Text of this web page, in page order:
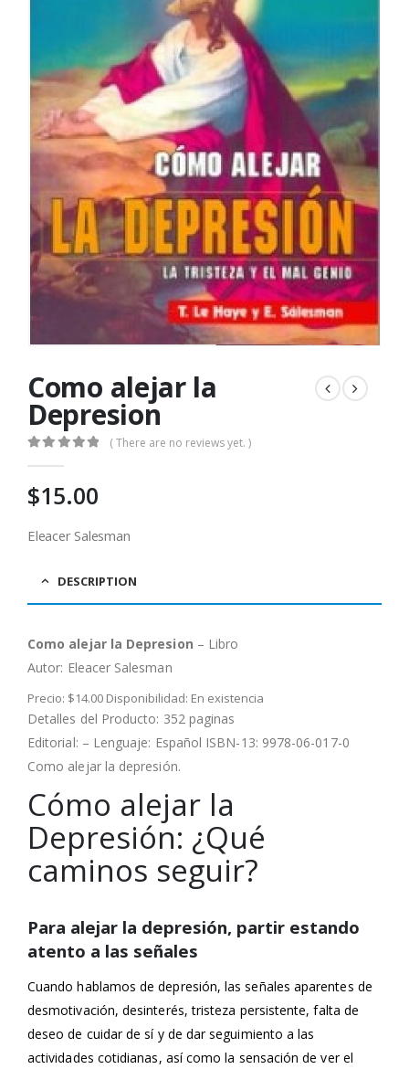
Como alejar la
Depresion
( There are no reviews yet. )
$15.00
Eleacer Salesman
DESCRIPTION
Como alejar la Depresion – Libro
Autor: Eleacer Salesman
Precio: $14.00 Disponibilidad: En existencia
Detalles del Producto: 352 paginas
Editorial: – Lenguaje: Español ISBN-13: 9978-06-017-0
Como alejar la depresión.
Cómo alejar la
Depresión: ¿Qué
caminos seguir?
Para alejar la depresión, partir estando
atento a las señales
Cuando hablamos de depresión, las señales aparentes de
desmotivación, desinterés, tristeza persistente, falta de
deseo de cuidar de sí y de dar seguimiento a las
actividades cotidianas, así como la sensación de ver el